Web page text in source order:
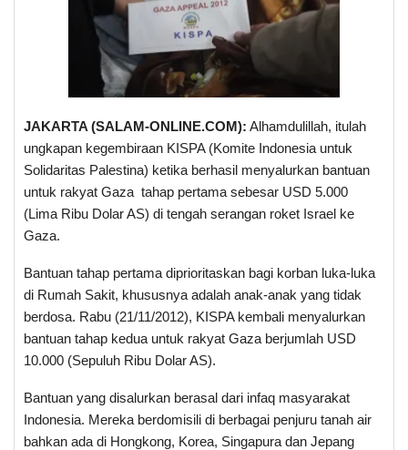
JAKARTA (SALAM-ONLINE.COM): Alhamdulillah, itulah
ungkapan kegembiraan KISPA (Komite Indonesia untuk
Solidaritas Palestina) ketika berhasil menyalurkan bantuan
untuk rakyat Gaza tahap pertama sebesar USD 5.000
(Lima Ribu Dolar AS) di tengah serangan roket Israel ke
Gaza.
Bantuan tahap pertama diprioritaskan bagi korban luka-luka
di Rumah Sakit, khususnya adalah anak-anak yang tidak
berdosa. Rabu (21/11/2012), KISPA kembali menyalurkan
bantuan tahap kedua untuk rakyat Gaza berjumlah USD
10.000 (Sepuluh Ribu Dolar AS).
Bantuan yang disalurkan berasal dari infaq masyarakat
Indonesia. Mereka berdomisili di berbagai penjuru tanah air
bahkan ada di Hongkong, Korea, Singapura dan Jepang